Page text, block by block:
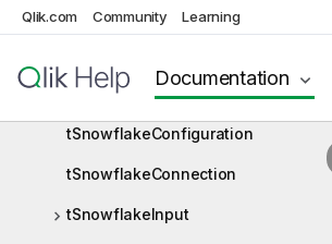
Qlik.com Community Learning
Documentation
tSnowflakeBulkExec
tSnowflakeCommit
tSnowflakeConfiguration
tSnowflakeConnection
tSnowflakeInput